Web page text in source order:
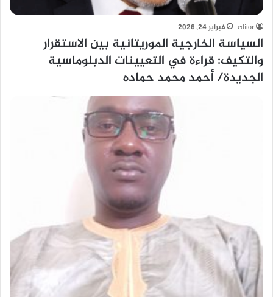
editor فبراير 24, 2026
السياسة الخارجية الموريتانية بين الاستقرار
والتكيف: قراءة في التعيينات الدبلوماسية
الجديدة/ أحمد محمد حماده